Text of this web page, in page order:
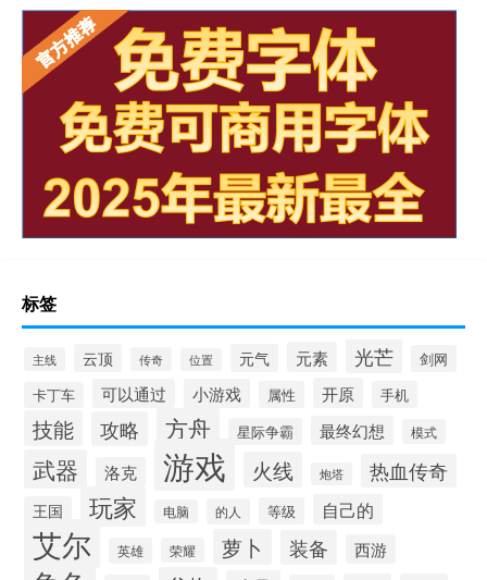
标签
主线 云顶 传奇 位置 元气 元素 光芒 剑网
卡丁车 可以通过 小游戏 属性 开原 手机
技能 攻略 方舟 星际争霸 最终幻想 模式
武器 洛克 游戏 火线 炮塔 热血传奇
王国 玩家 电脑 的人 等级 自己的
艾尔 英雄 荣耀 萝卜 装备 西游